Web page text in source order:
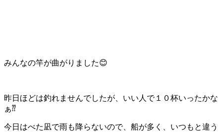
みんなの竿が曲がりました😊
昨日ほどは釣れませんでしたが、いい人で１０杯いったかな
ぁ⁇
今日はべた凪で雨も降らないので、船が多く、いつもと違う